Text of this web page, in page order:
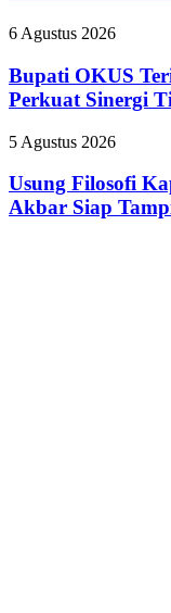
Lewat
Transformasi
Digital
Bupati
Terima
Audiensi
Kepala
Perkuat
Tingkatkan
Pendapatan
6 Agustus 2026
Bupati OKUS
Perkuat Sinergi
Usung
Kapal
Sriwijaya,
Masjid
5 Agustus 2026
Usung Filosofi
Akbar Siap